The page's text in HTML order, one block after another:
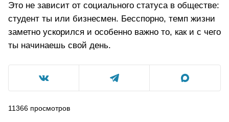
Это не зависит от социального статуса в обществе:
студент ты или бизнесмен. Бесспорно, темп жизни
заметно ускорился и особенно важно то, как и с чего
ты начинаешь свой день.
11366 просмотров